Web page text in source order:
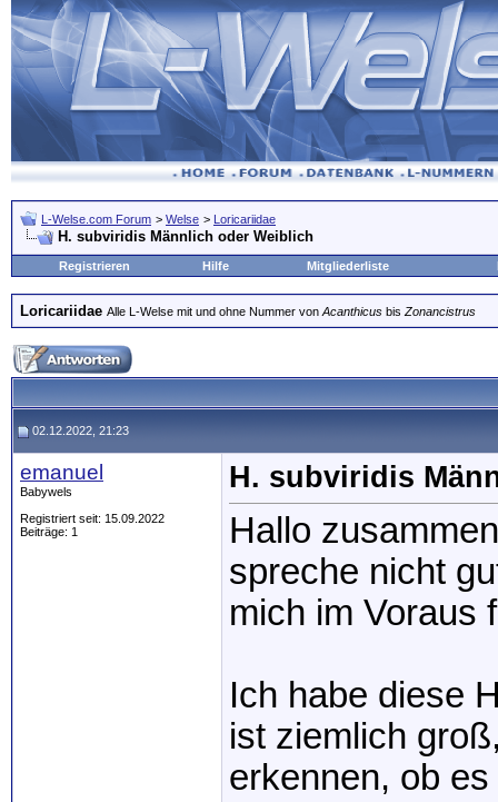
L-Welse.com Forum > Welse > Loricariidae
H. subviridis Männlich oder Weiblich
Registrieren Hilfe Mitgliederliste
Loricariidae Alle L-Welse mit und ohne Nummer von Acanthicus bis Zonancistrus
02.12.2022, 21:23
emanuel
Babywels
Registriert seit: 15.09.2022
Beiträge: 1
H. subviridis
Hallo
spreche nicht
mich im Voraus
Ich habe diese
ist ziemlich
erkennen, ob